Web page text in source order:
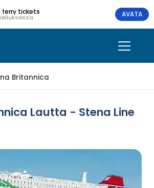
ferry tickets AVATA
Britannica
Lautta - Stena Line